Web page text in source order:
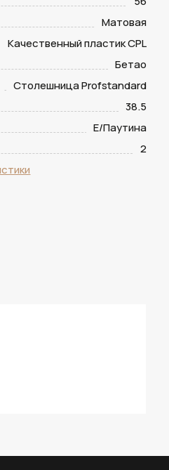
Матовая
Качественный пластик CPL
Бетао
Столешница Profstandard
38.5
E/Паутина
2